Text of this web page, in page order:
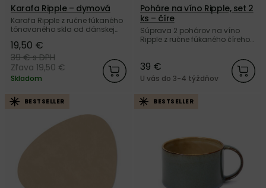
Karafa Ripple – dymová
Karafa Ripple z ručne fúkaného
tónovaného skla od dánskej
19,50 €
39 €s DPH
Zľava 19,50 €
Skladom
Poháre na víno Ripple, set 2
ks – číre
Súprava 2 pohárov na víno
Ripple z ručne fúkaného číreho
39 €
U vás do 3-4 týždňov
BESTSELLER BESTSELLER